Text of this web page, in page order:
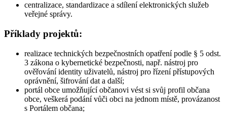
centralizace, standardizace a sdílení elektronických služeb
veřejné správy.
Příklady projektů:
realizace technických bezpečnostních opatření podle § 5 odst.
3 zákona o kybernetické bezpečnosti, např. nástroj pro
ověřování identity uživatelů, nástroj pro řízení přístupových
oprávnění, šifrování dat a další;
portál obce umožňující občanovi vést si svůj profil občana
obce, veškerá podání vůči obci na jednom místě, provázanost
s Portálem občana;